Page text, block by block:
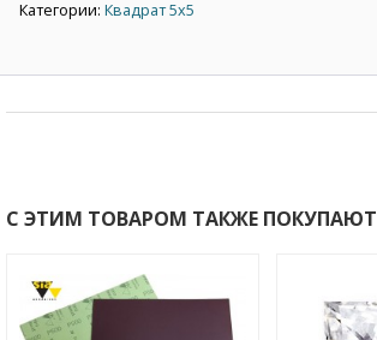
Категории: Квадрат 5х5
С ЭТИМ ТОВАРОМ ТАКЖЕ ПОКУПАЮТ